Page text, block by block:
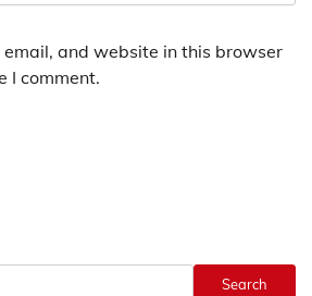
email, and website in this browser
I comment.
Search